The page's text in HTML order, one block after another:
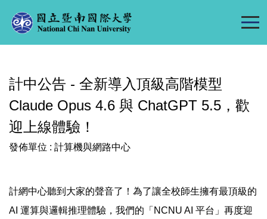
到
容
計中公告 - 全新導入頂級高階模型
Claude Opus 4.6 與 ChatGPT 5.5，歡
迎上線體驗！
發佈單位 : 計算機與網路中心
計網中心聽到大家的聲音了！為了讓全校師生擁有最頂級的
AI 運算與邏輯推理體驗，我們的「NCNU AI 平台」再度迎